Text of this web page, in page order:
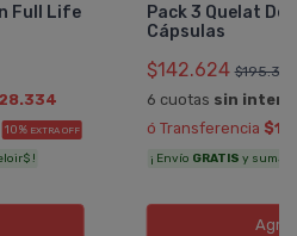
Full Life
10% EXTRA OFF
!
Pack 3 Quelat
Cápsulas
$142.624 $195.375
6 cuotas sin
ó Transferencia
¡ Envío GRATIS y sumás